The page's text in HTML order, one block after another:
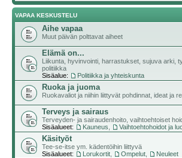
VAPAA KESKUSTELU
Aihe vapaa
Muut päivän polttavat aiheet
Elämä on...
Liikunta, hyvinvointi, harrastukset, sujuva arki,
politiikka
Sisäalue:
Politiikka ja yhteiskunta
Ruoka ja juoma
Ruokavaliot ja niihin liittyvät pohdinnat, ideat ja
Terveys ja sairaus
Terveyden- ja sairaudenhoito, vaihtoehtoiset
Sisäalueet:
Kauneus Vaihtoehtohoidot ja
Käsityöt
Tee-se-itse ym. kädentöihin liittyvä
Sisäalueet:
Lorukortit Ompelut Neuleet